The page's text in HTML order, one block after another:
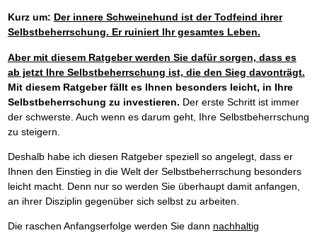
Kurz um: Der innere Schweinehund ist der Todfeind ihrer
Selbstbeherrschung. Er ruiniert Ihr gesamtes Leben.
Aber mit diesem Ratgeber werden Sie dafür sorgen, dass es
ab jetzt Ihre Selbstbeherrschung ist, die den Sieg davonträgt.
Mit diesem Ratgeber fällt es Ihnen besonders leicht, in Ihre
Selbstbeherrschung zu investieren. Der erste Schritt ist immer
der schwerste. Auch wenn es darum geht, Ihre Selbstbeherrschung
zu steigern.
Deshalb habe ich diesen Ratgeber speziell so angelegt, dass er
Ihnen den Einstieg in die Welt der Selbstbeherrschung besonders
leicht macht. Denn nur so werden Sie überhaupt damit anfangen,
an ihrer Disziplin gegenüber sich selbst zu arbeiten.
Die raschen Anfangserfolge werden Sie dann nachhaltig